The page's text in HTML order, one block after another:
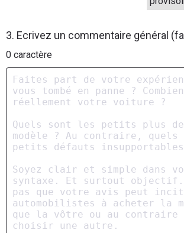
3. Ecrivez un commentaire général
0 caractère